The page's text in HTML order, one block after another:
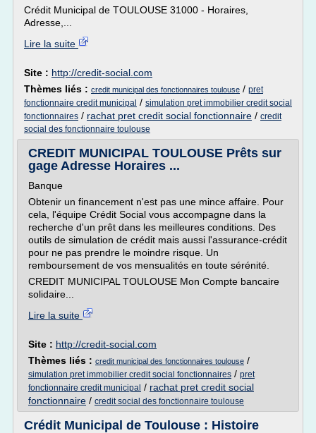
Crédit Municipal de TOULOUSE 31000 - Horaires,
Adresse,...
Lire la suite
Site : http://credit-social.com
Thèmes liés : credit municipal des fonctionnaires toulouse / pret
fonctionnaire credit municipal / simulation pret immobilier credit social
fonctionnaires / rachat pret credit social fonctionnaire / credit
social des fonctionnaire toulouse
CREDIT MUNICIPAL TOULOUSE Prêts sur
gage Adresse Horaires ...
Banque
Obtenir un financement n'est pas une mince affaire. Pour
cela, l'équipe Crédit Social vous accompagne dans la
recherche d'un prêt dans les meilleures conditions. Des
outils de simulation de crédit mais aussi l'assurance-crédit
pour ne pas prendre le moindre risque. Un
remboursement de vos mensualités en toute sérénité.
CREDIT MUNICIPAL TOULOUSE Mon Compte bancaire
solidaire...
Lire la suite
Site : http://credit-social.com
Thèmes liés : credit municipal des fonctionnaires toulouse /
simulation pret immobilier credit social fonctionnaires / pret
fonctionnaire credit municipal / rachat pret credit social
fonctionnaire / credit social des fonctionnaire toulouse
Crédit Municipal de Toulouse : Histoire